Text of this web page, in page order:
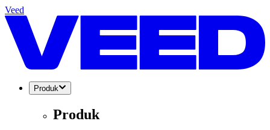
Veed
Produk
Produk